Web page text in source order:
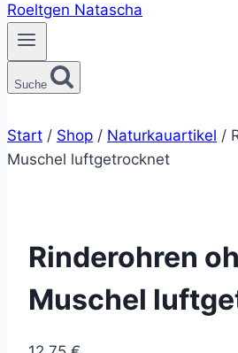
Suche
Start / Shop / Naturkauartikel /
Muschel luftgetrocknet
Rinderohren
Muschel